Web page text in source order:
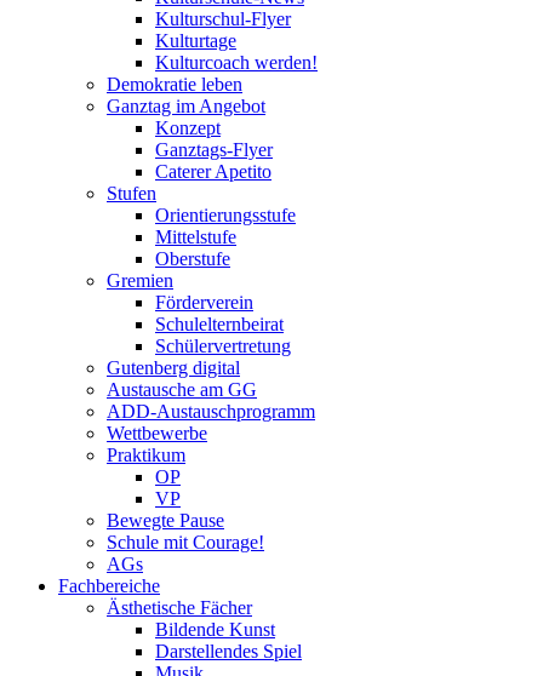
Kulturschul-Flyer
Kulturtage
Kulturcoach werden!
Demokratie leben
Ganztag im Angebot
Konzept
Ganztags-Flyer
Caterer Apetito
Stufen
Orientierungsstufe
Mittelstufe
Oberstufe
Gremien
Förderverein
Schulelternbeirat
Schülervertretung
Gutenberg digital
Austausche am GG
ADD-Austauschprogramm
Wettbewerbe
Praktikum
OP
VP
Bewegte Pause
Schule mit Courage!
AGs
Fachbereiche
Ästhetische Fächer
Bildende Kunst
Darstellendes Spiel